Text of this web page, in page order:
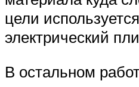
цели
электрический
В остальном